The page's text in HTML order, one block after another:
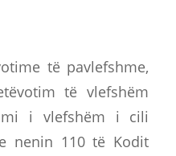
të pavlefshme,
të vlefshëm
i vlefshëm i cili
nenin 110 të Kodit